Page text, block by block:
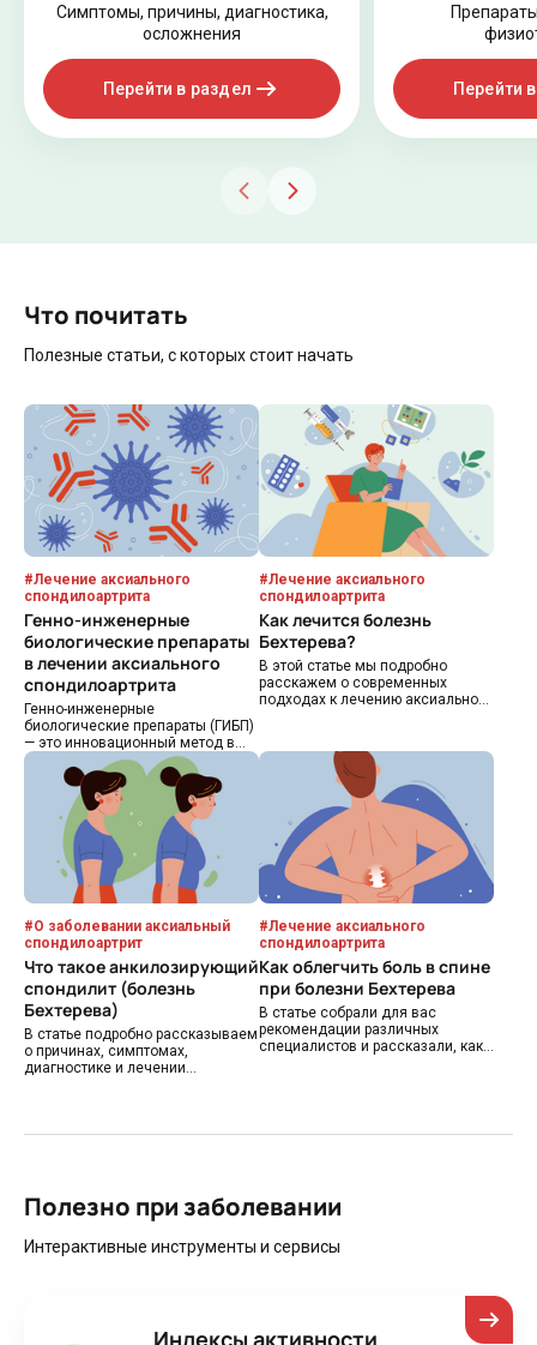
Симптомы, причины, диагностика,
осложнения
Перейти в раздел Перейти
Что почитать
Полезные статьи, с которых стоит начать
#Лечение аксиального
спондилоартрита
Генно-инженерные
биологические препараты
в лечении аксиального
спондилоартрита
Генно-инженерные
биологические препараты (ГИБП)
— это инновационный метод в
терапии аксиального
спондилоартрита. Объясняем в
статье, как ГИБП тормозят
воспалительный процесс и
развитие осложнений.
#Лечение аксиального
спондилоартрита
Как лечится болезнь
Бехтерева?
В этой статье мы подробно
расскажем о современных
подходах к лечению аксиального
лекарственные препараты, есть
ли польза от физиотерапии и
почему важно уделять внимание
лечебной физкультуре.
#О заболевании аксиальный
спондилоартрит
Что такое анкилозирующий
спондилит (болезнь
Бехтерева)
В статье подробно рассказываем
о причинах, симптомах,
диагностике и лечении
#Лечение аксиального
спондилоартрита
Как облегчить боль в спине
при болезни Бехтерева
В статье собрали для вас
рекомендации различных
специалистов и рассказали, как
Полезно при заболевании
Интерактивные инструменты и сервисы